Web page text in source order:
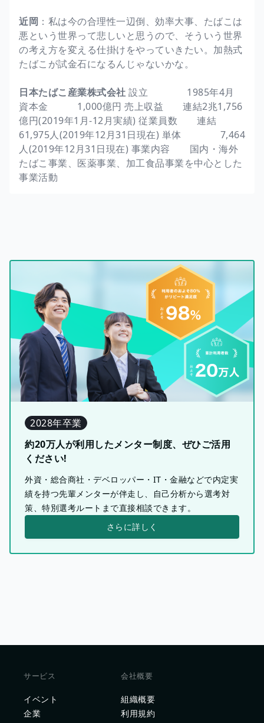
近岡 ：私は今の合理性一辺倒、効率大事、たばこは
悪という世界って悲しいと思うので、そういう世界
の考え方を変える仕掛けをやっていきたい。加熱式
たばこが試金石になるんじゃないかな。
日本たばこ産業株式会社 設立 1985年4月
資本金 1,000億円 売上収益 連結2兆1,756
億円(2019年1月-12月実績) 従業員数 連結
61,975人(2019年12月31日現在) 単体 7,464
人(2019年12月31日現在) 事業内容 国内・海外
たばこ事業、医薬事業、加工食品事業を中心とした
事業活動
2028年卒業
約20万人が利用したメンター制度、ぜひご活用
ください!
外資・総合商社・デベロッパー・IT・金融などで内定実
績を持つ先輩メンターが伴走し、自己分析から選考対
策、特別選考ルートまで直接相談できます。
さらに詳しく
サービス
イベント
企業
会社概要
組織概要
利用規約